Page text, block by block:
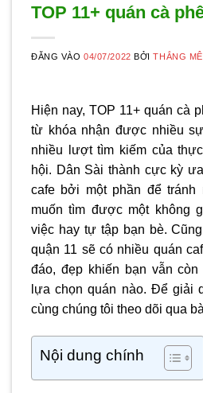
TOP 11+ quán cà
ĐĂNG VÀO04/07/2022 BỞITHẮNG
Hiện nay, TOP 11+ quán cà
từ khóa nhận được nhiều
nhiều lượt tìm kiếm của
hội. Dân Sài thành cực kỳ
cafe bởi một phần để tránh
muốn tìm được một không
việc hay tự tập bạn bè.
quận 11 sẽ có nhiều quán
đáo, đẹp khiến bạn vẫn
lựa chọn quán nào. Để giải
cùng chúng tôi theo dõi qua
Nội dung chính